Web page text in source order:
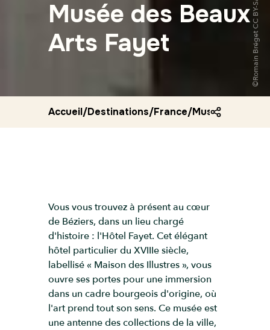
Musée des Beaux
Arts Fayet
Accueil/Destinations/France/Musee des
Vous vous trouvez à présent au cœur
de Béziers, dans un lieu chargé
d'histoire : l'Hôtel Fayet. Cet élégant
hôtel particulier du XVIIIe siècle,
labellisé « Maison des Illustres », vous
ouvre ses portes pour une immersion
dans un cadre bourgeois d'origine, où
l'art prend tout son sens. Ce musée est
une antenne des collections de la ville,